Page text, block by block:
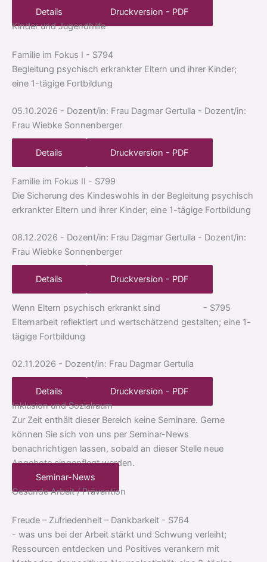
Details
Druckversion - PDF
Kinder und Jugendhilfe
Familie im Fokus I - S794
Begleitung psychisch erkrankter Eltern und ihrer Kinder;
eine 1-tägige Fortbildung
05.10.2026 - Dozent/in: Frau Dagmar Gertulla - Dozent/in:
Frau Wiebke Sonnenberger
Details Druckversion - PDF
Familie im Fokus II - S799
Die Sicherung des Kindeswohls in der Begleitung psychisch
erkrankter Eltern und ihrer Kinder; eine 1-tägige Fortbildung
08.12.2026 - Dozent/in: Frau Dagmar Gertulla - Dozent/in:
Frau Wiebke Sonnenberger
Details Druckversion - PDF
Wenn Eltern psychisch erkrankt sind
- S795
Elternarbeit reflektiert und wertschätzend gestalten; eine 1-
tägige Fortbildung
02.11.2026 - Dozent/in: Frau Dagmar Gertulla
Details
Druckversion - PDF
Inklusion und Sozialraum
Zur Zeit enthält dieser Bereich keine Seminare. Gerne
können Sie sich von uns per Seminar-News
benachrichtigen lassen, sobald an dieser Stelle neue
Angebote eingepflegt werden.
Seminar-News
Gesunde Arbeit / Prävention
Freude – Zufriedenheit – Dankbarkeit - S764
- was uns bei der Arbeit stärkt und Schwung verleiht;
Ressourcen entdecken und Positives verankern mit